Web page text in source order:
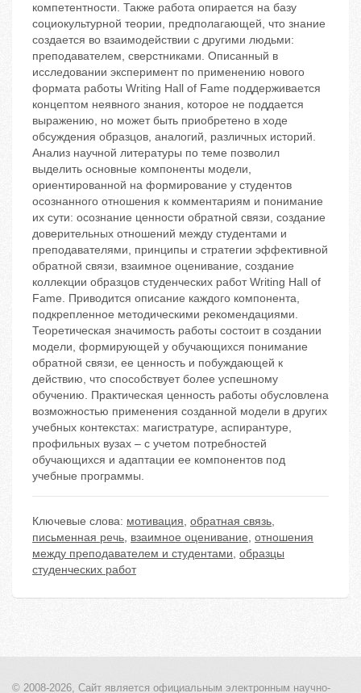
компетентности. Также работа опирается на базу
социокультурной теории, предполагающей, что знание
создается во взаимодействии с другими людьми:
преподавателем, сверстниками. Описанный в
исследовании эксперимент по применению нового
формата работы Writing Hall of Fame поддерживается
концептом неявного знания, которое не поддается
выражению, но может быть приобретено в ходе
обсуждения образцов, аналогий, различных историй.
Анализ научной литературы по теме позволил
выделить основные компоненты модели,
ориентированной на формирование у студентов
осознанного отношения к комментариям и понимание
их сути: осознание ценности обратной связи, создание
доверительных отношений между студентами и
преподавателями, принципы и стратегии эффективной
обратной связи, взаимное оценивание, создание
коллекции образцов студенческих работ Writing Hall of
Fame. Приводится описание каждого компонента,
подкрепленное методическими рекомендациями.
Теоретическая значимость работы состоит в создании
модели, формирующей у обучающихся понимание
обратной связи, ее ценность и побуждающей к
действию, что способствует более успешному
обучению. Практическая ценность работы обусловлена
возможностью применения созданной модели в других
учебных контекстах: магистратуре, аспирантуре,
профильных вузах – с учетом потребностей
обучающихся и адаптации ее компонентов под
учебные программы.
Ключевые слова: мотивация, обратная связь,
письменная речь, взаимное оценивание, отношения
между преподавателем и студентами, образцы
студенческих работ
© 2008-2026, Сайт является официальным электронным научно-